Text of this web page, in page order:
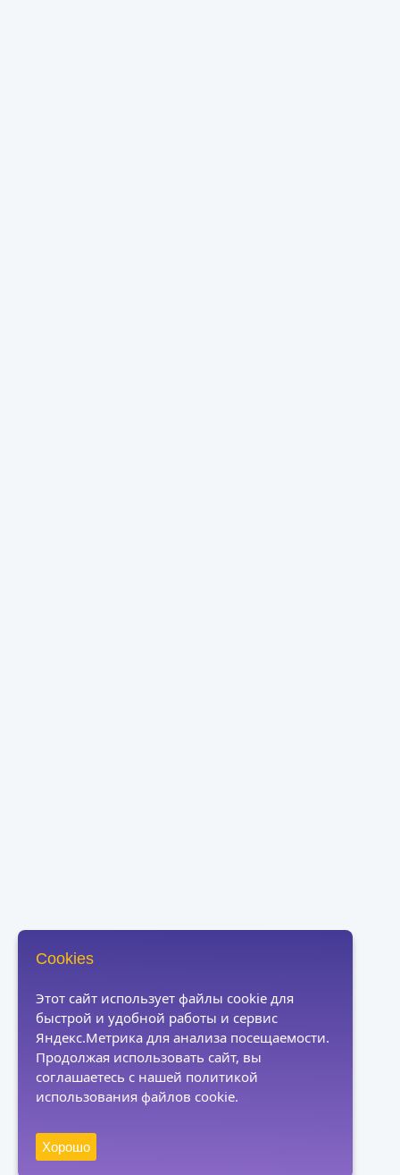
Cookies
Этот сайт использует файлы cookie для
быстрой и удобной работы и сервис
Яндекс.Метрика для анализа посещаемости.
Продолжая использовать сайт, вы
соглашаетесь с нашей политикой
использования файлов cookie.
Хорошо